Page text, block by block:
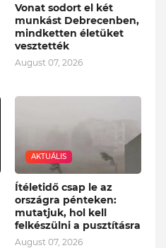
Vonat sodort el két
munkást Debrecenben,
mindketten életüket
vesztették
August 07, 2026
AKTUÁLIS
Ítéletidő csap le az
országra pénteken:
mutatjuk, hol kell
felkészülni a pusztításra
August 07, 2026